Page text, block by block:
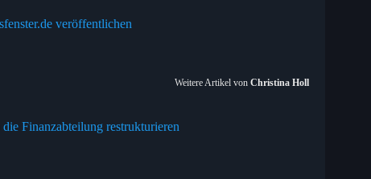
veröffentlichen
Weitere Artikel von Christina Holl
Finanzabteilung restrukturieren